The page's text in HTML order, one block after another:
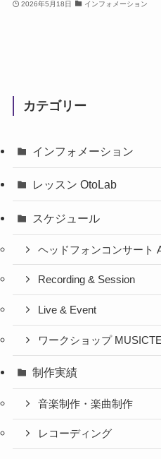
2026年5月18日 インフォメーション
カテゴリー
インフォメーション
レッスン OtoLab
スケジュール
ヘッドフォンコンサート
Recording & Session
Live & Event
ワークショップ
制作実績
音楽制作・楽曲制作
レコーディング